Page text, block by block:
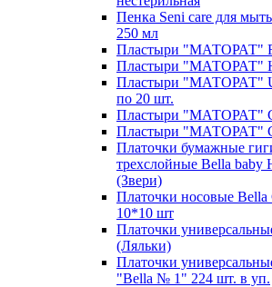
Пенка Seni care для
250 мл
Пластыри "МАТОРАТ"
Пластыри "МАТОРАТ"
Пластыри "МАТОРАТ"
по 20 шт.
Пластыри "МАТОРАТ"
Пластыри "МАТОРАТ"
Платочки бумажные
трехслойные Bella baby
(Звери)
Платочки носовые Bella
10*10 шт
Платочки
(Ляльки)
Платочки
"Bella № 1" 224 шт. в уп.